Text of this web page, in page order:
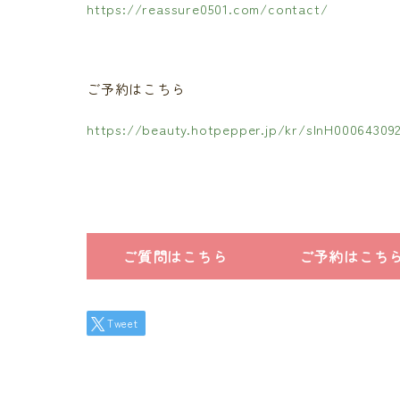
https://reassure0501.com/contact/
ご予約はこちら
https://beauty.hotpepper.jp/kr/
ご質問はこちら ご予約はこち
Tweet